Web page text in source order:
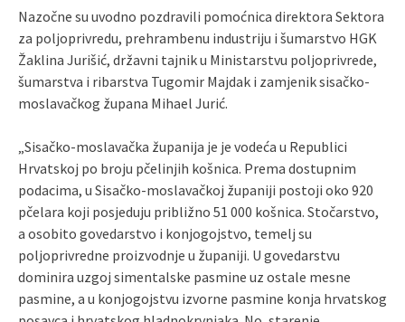
Nazočne su uvodno pozdravili pomoćnica direktora Sektora
za poljoprivredu, prehrambenu industriju i šumarstvo HGK
Žaklina Jurišić, državni tajnik u Ministarstvu poljoprivrede,
šumarstva i ribarstva Tugomir Majdak i zamjenik sisačko-
moslavačkog župana Mihael Jurić.
„Sisačko-moslavačka županija je je vodeća u Republici
Hrvatskoj po broju pčelinjih košnica. Prema dostupnim
podacima, u Sisačko-moslavačkoj županiji postoji oko 920
pčelara koji posjeduju približno 51 000 košnica. Stočarstvo,
a osobito govedarstvo i konjogojstvo, temelj su
poljoprivredne proizvodnje u županiji. U govedarstvu
dominira uzgoj simentalske pasmine uz ostale mesne
pasmine, a u konjogojstvu izvorne pasmine konja hrvatskog